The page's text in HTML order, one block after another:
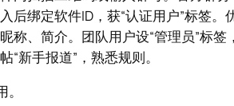
后绑定软件ID，获“认证用户”标签。
昵称、简介。团队用户设“管理员”标签
“新手报道”，熟悉规则。